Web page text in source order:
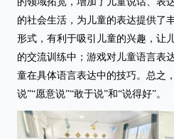
的社会生活，为儿童的表达提供了
形式，有利于吸引儿童的兴趣，让
的交流训练中；游戏对儿童语言表
童在具体语言表达中的技巧。总之
说”“愿意说”“敢于说”和“说得好”。